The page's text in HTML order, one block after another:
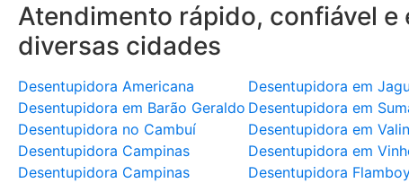
Atendimento rápido, confiável e
diversas cidades
Desentupidora Americana
Desentupidora em Barão Geraldo
Desentupidora no Cambuí
Desentupidora Campinas
Desentupidora Campinas
Desentupidora em
Desentupidora em
Desentupidora em
Desentupidora em
Desentupidora